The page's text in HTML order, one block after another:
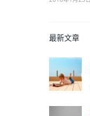
最新文章